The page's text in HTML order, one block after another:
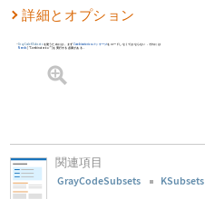
詳細とオプション
GrayCodeKSubsets を使うためには，まず Combinatorica パッケージ をロードしなくてはならない．それには
Needs [ "Combinatorica`"]を実行する必要がある．
関連項目
GrayCodeSubsets KSubsets